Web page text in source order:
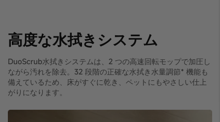
高度な水拭きシステム
DuoScrub水拭きシステムは、2 つの高速回転モップで加圧し
ながら汚れを除去。32 段階の正確な水拭き水量調節* 機能も
備えているため、床がすぐに乾き、ペットにもやさしい仕上
がりになります。